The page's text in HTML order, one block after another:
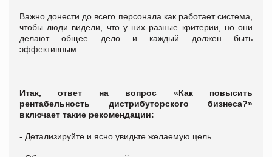
Важно донести до всего персонала как работает система,
чтобы люди видели, что у них разные критерии, но они
делают общее дело и каждый должен быть
эффективным.
Итак, ответ на вопрос «Как повысить
рентабельность дистрибуторского бизнеса?»
включает такие рекомендации:
- Детализируйте и ясно увидьте желаемую цель.